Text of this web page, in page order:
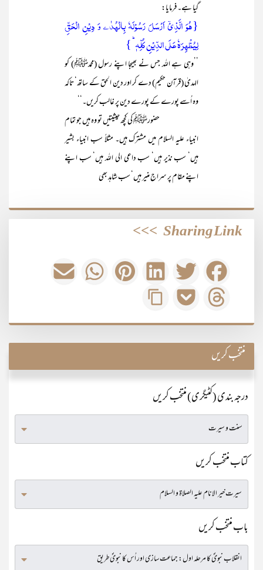
گیا ہے۔ فرمایا:
{ہُوَ الَّذِیۡۤ اَرۡسَلَ رَسُوۡلَہٗ بِالۡہُدٰۦ وَ دِیۡنِ الۡحَقِّ
لِیُظۡہِرَہٗ عَلَی الدِّیۡنِ کُلِّہٖ ؕ }
’’وہی ہے اللہ جس نے بھیجا اپنے رسول (محمدﷺ) کو
الہدیٰ (قرآن حکیم) دے کر اور دین الحق کے ساتھ‘ تاکہ
وہ اُسے پورے کے پورے دین پر غالب کریں۔‘‘
حضورﷺ کی کچھ حیثیتیں تو وہ ہیں جو تمام
انبیاء علیہ السلام میں مشترک ہیں۔ مثلاً سب انبیاء بشیر
ہیں‘ سب نذیر ہیں‘ سب داعی الی اللہ ہیں‘ سب اپنے
اپنے مقام پر سراج منیر ہیں‘ سب شاہد بھی
Sharing Link
>>>
منتخب کریں
درجہ بندی (کٹیگری) منتخب کریں
کتاب منتخب کریں
باب منتخب کریں